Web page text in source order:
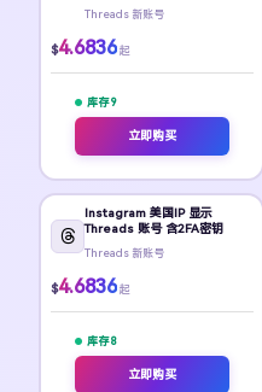
Threads 新账号
$4.6836 起
库存 9
立即购买
Instagram 美国IP 显示
Threads 账号 含2FA密钥
Threads 新账号
$4.6836 起
库存 8
立即购买